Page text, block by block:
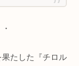
たした『チロル